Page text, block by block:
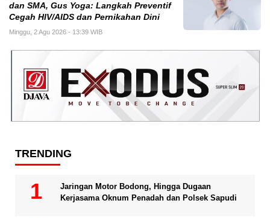
dan SMA, Gus Yoga: Langkah Preventif
Cegah HIV/AIDS dan Pernikahan Dini
Minggu, 2 Agu 2026 - 13:39 WIB
TRENDING
Jaringan Motor Bodong, Hingga Dugaan
Kerjasama Oknum Penadah dan Polsek Sapudi